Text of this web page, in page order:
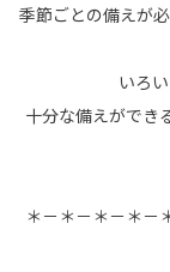
季節ごとの備えが
いろ
十分な備えができ
＊－＊－＊－＊－